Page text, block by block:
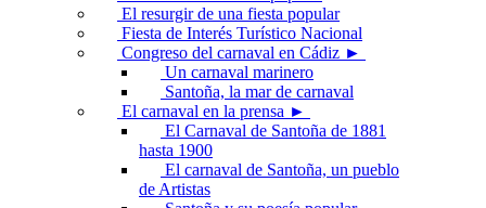
El resurgir de una fiesta popular
Fiesta de Interés Turístico Nacional
Congreso del carnaval en Cádiz ►
Un carnaval marinero
Santoña, la mar de carnaval
El carnaval en la prensa ►
El Carnaval de Santoña de 1881
hasta 1900
El carnaval de Santoña, un pueblo
de Artistas